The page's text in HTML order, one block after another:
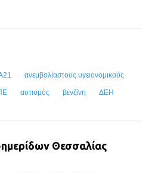
ανεμβολίαστους υγειονομικούς
αυτισμός βενζίνη ΔΕΗ
Θεσσαλίας